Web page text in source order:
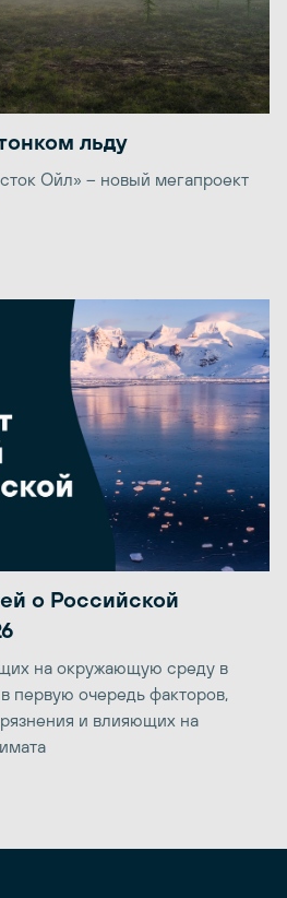
льду
Ойл» – новый мегапроект
о Российской
на окружающую среду в
первую очередь факторов,
и влияющих на